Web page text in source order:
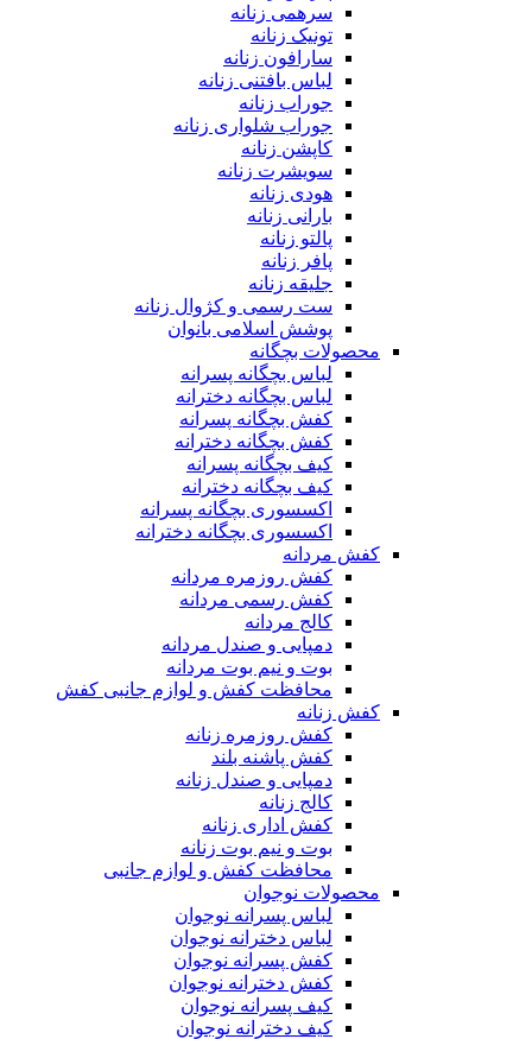
سرهمی زنانه
تونیک زنانه
سارافون زنانه
لباس بافتنی زنانه
جوراب زنانه
جوراب شلواری زنانه
کاپشن زنانه
سویشرت زنانه
هودی زنانه
بارانی زنانه
پالتو زنانه
پافر زنانه
جلیقه زنانه
ست رسمی و کژوال زنانه
پوشش اسلامی بانوان
محصولات بچگانه
لباس بچگانه پسرانه
لباس بچگانه دخترانه
کفش بچگانه پسرانه
کفش بچگانه دخترانه
کیف بچگانه پسرانه
کیف بچگانه دخترانه
اکسسوری بچگانه پسرانه
اکسسوری بچگانه دخترانه
کفش مردانه
کفش روزمره مردانه
کفش رسمی مردانه
کالج مردانه
دمپایی و صندل مردانه
بوت و نیم بوت مردانه
محافظت کفش و لوازم جانبی کفش
کفش زنانه
کفش روزمره زنانه
کفش پاشنه بلند
دمپایی و صندل زنانه
کالج زنانه
کفش اداری زنانه
بوت و نیم بوت زنانه
محافظت کفش و لوازم جانبی
محصولات نوجوان
لباس پسرانه نوجوان
لباس دخترانه نوجوان
کفش پسرانه نوجوان
کفش دخترانه نوجوان
کیف پسرانه نوجوان
کیف دخترانه نوجوان